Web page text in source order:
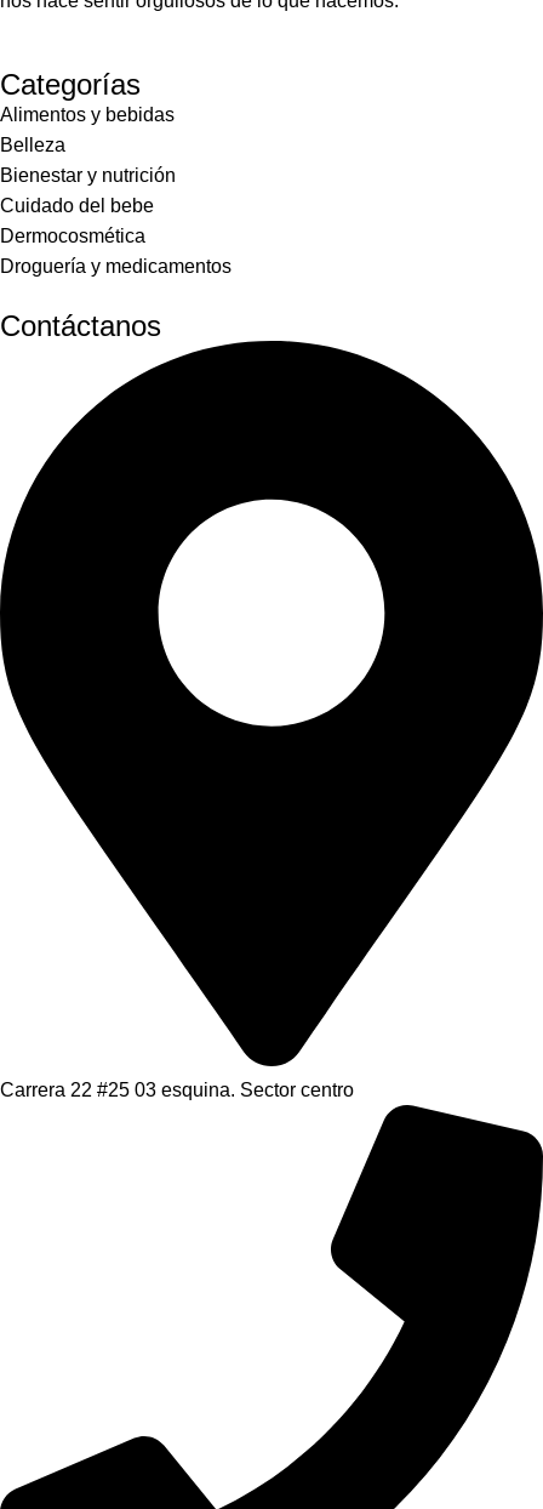
Categorías
Alimentos y bebidas
Belleza
Bienestar y nutrición
Cuidado del bebe
Dermocosmética
Droguería y medicamentos
Contáctanos
Carrera 22 #25 03 esquina. Sector centro